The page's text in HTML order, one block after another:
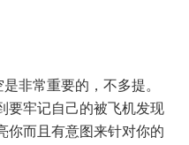
非常重要的，不多提。
要牢记自己的被飞机发现
你而且有意图来针对你的